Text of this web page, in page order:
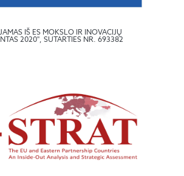
IŠ ES MOKSLO IR INOVACIJŲ
2020", SUTARTIES NR. 693382